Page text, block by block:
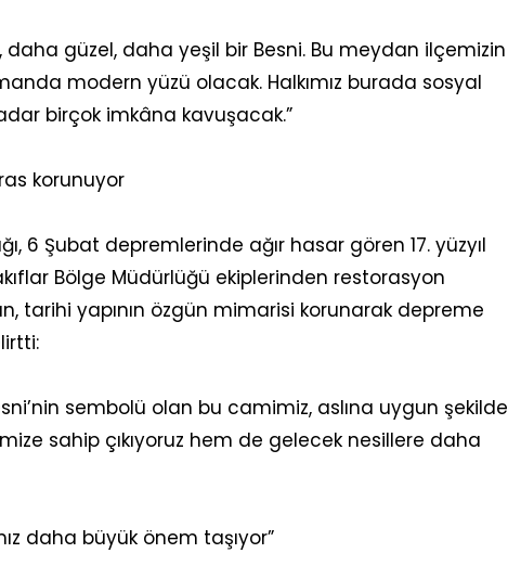
güzel, daha yeşil bir Besni. Bu meydan ilçemizin
modern yüzü olacak. Halkımız burada sosyal
birçok imkâna kavuşacak.”
korunuyor
6 Şubat depremlerinde ağır hasar gören 17. yüzyıl
Bölge Müdürlüğü ekiplerinden restorasyon
tarihi yapının özgün mimarisi korunarak depreme
sembolü olan bu camimiz, aslına uygun şekilde
sahip çıkıyoruz hem de gelecek nesillere daha
daha büyük önem taşıyor”